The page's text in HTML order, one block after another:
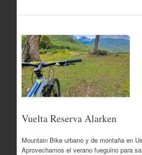
Vuelta Reserva Alarken
Mountain Bike urbano y de montaña en
Aprovechamos el verano fueguino para